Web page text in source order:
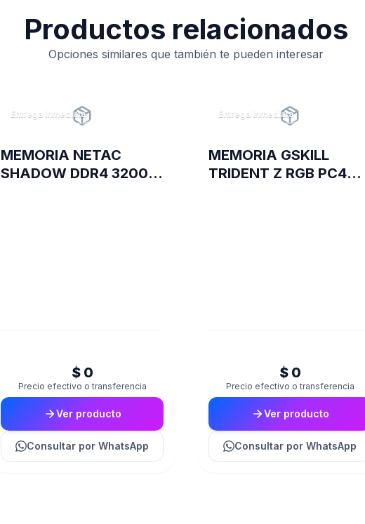
Productos relacionados
Opciones similares que también te pueden interesar
Entrega inmediata
MEMORIA NETAC
SHADOW DDR4 3200 8
$ 0
Precio efectivo o transferencia
Ver producto
Consultar por WhatsApp
Entrega inmediata
MEMORIA GSKILL
TRIDENT Z RGB PC4
$ 0
Precio efectivo o transferencia
Ver producto
Consultar por WhatsApp